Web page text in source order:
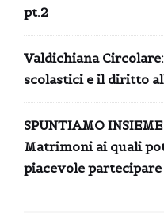
pt.2
Valdichiana
scolastici e il diritto
SPUNTIAMO
Matrimoni ai quali
piacevole partecipare